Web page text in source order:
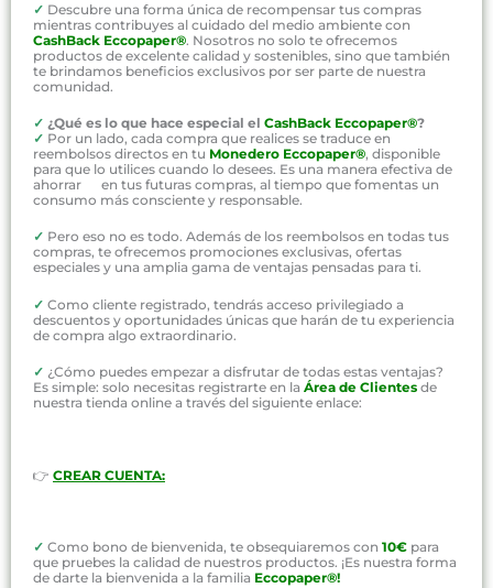
✓ Descubre una forma única de recompensar tus compras
mientras contribuyes al cuidado del medio ambiente con
CashBack Eccopaper®. Nosotros no solo te ofrecemos
productos de excelente calidad y sostenibles, sino que también
te brindamos beneficios exclusivos por ser parte de nuestra
comunidad.
✓ ¿Qué es lo que hace especial el CashBack Eccopaper®?
✓ Por un lado, cada compra que realices se traduce en
reembolsos directos en tu Monedero Eccopaper®, disponible
para que lo utilices cuando lo desees. Es una manera efectiva de
ahorrar en tus futuras compras, al tiempo que fomentas un
consumo más consciente y responsable.
✓ Pero eso no es todo. Además de los reembolsos en todas tus
compras, te ofrecemos promociones exclusivas, ofertas
especiales y una amplia gama de ventajas pensadas para ti.
✓ Como cliente registrado, tendrás acceso privilegiado a
descuentos y oportunidades únicas que harán de tu experiencia
de compra algo extraordinario.
✓ ¿Cómo puedes empezar a disfrutar de todas estas ventajas?
Es simple: solo necesitas registrarte en la Área de Clientes de
nuestra tienda online a través del siguiente enlace:
👉 CREAR CUENTA:
✓ Como bono de bienvenida, te obsequiaremos con 10€ para
que pruebes la calidad de nuestros productos. ¡Es nuestra forma
de darte la bienvenida a la familia Eccopaper®!